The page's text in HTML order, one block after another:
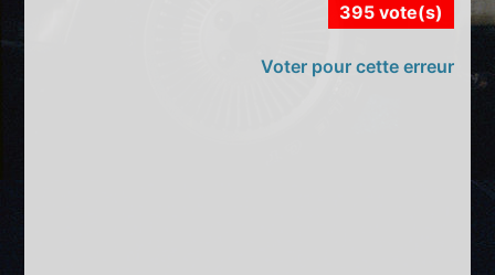
395 vote(s)
Voter pour cette erreur